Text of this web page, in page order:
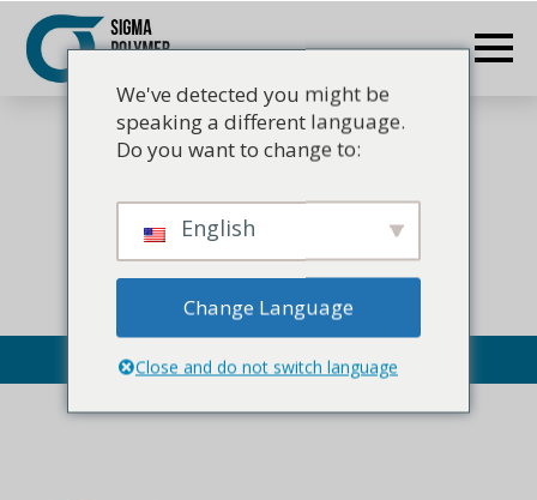
We've detected you might be
speaking a different language.
Do you want to change to:
English
Change Language
Close and do not switch language